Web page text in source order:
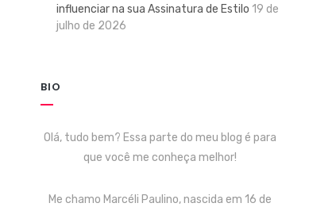
influenciar na sua Assinatura de Estilo 19 de
julho de 2026
BIO
Olá, tudo bem? Essa parte do meu blog é para
que você me conheça melhor!
Me chamo Marcéli Paulino, nascida em 16 de